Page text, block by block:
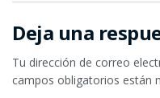
Deja una
Tu dirección de correo
campos obligatorios están